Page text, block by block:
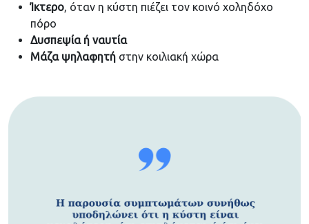
Ίκτερο, όταν η κύστη πιέζει τον κοινό χοληδόχο
πόρο
Δυσπεψία ή ναυτία
Μάζα ψηλαφητή στην κοιλιακή χώρα